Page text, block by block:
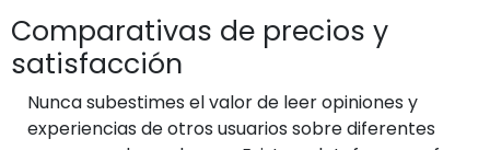
Comparativas de precios y
satisfacción
Nunca subestimes el valor de leer opiniones y
experiencias de otros usuarios sobre diferentes